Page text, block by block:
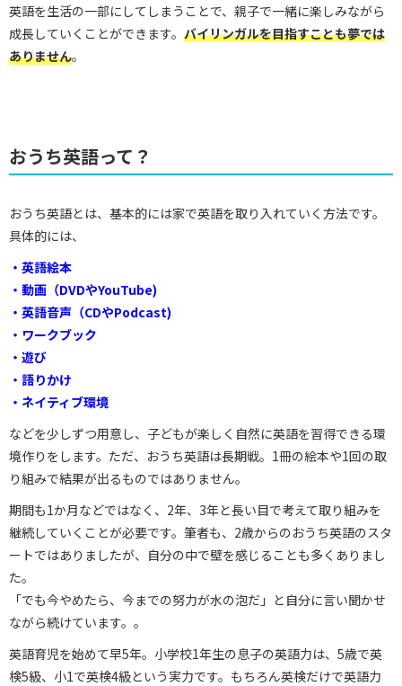
英語を生活の一部にしてしまうことで、親子で一緒に楽しみながら
成長していくことができます。 バイリンガルを目指すことも夢では
ありません。
おうち英語って？
おうち英語とは、基本的には家で英語を取り入れていく方法です。
具体的には、
・英語絵本
・動画（DVDやYouTube)
・英語音声（CDやPodcast)
・ワークブック
・遊び
・語りかけ
・ネイティブ環境
などを少しずつ用意し、子どもが楽しく自然に英語を習得できる環
境作りをします。ただ、おうち英語は長期戦。1冊の絵本や1回の取
り組みで結果が出るものではありません。
期間も1か月などではなく、2年、3年と長い目で考えて取り組みを
継続していくことが必要です。筆者も、2歳からのおうち英語のスタ
ートではありましたが、自分の中で壁を感じることも多くありまし
た。
「でも今やめたら、今までの努力が水の泡だ」と自分に言い聞かせ
ながら続けています。。
英語育児を始めて早5年。小学校1年生の息子の英語力は、5歳で英
検5級、小1で英検4級という実力です。もちろん英検だけで英語力